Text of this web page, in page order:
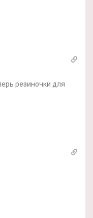
резиночки для